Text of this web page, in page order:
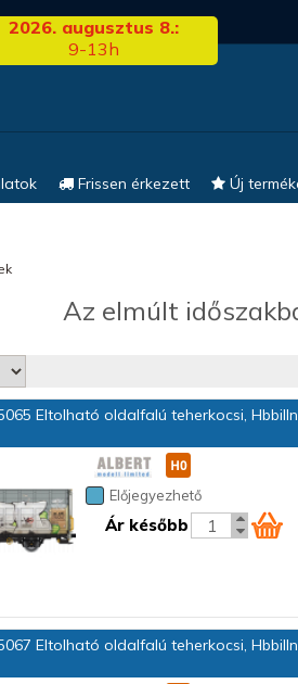
09.00-13.00
2026. augusztus 8.:
9-13h
Frissen érkezett Új
Az elmúlt
Eltolható oldalfalú teherkocsi,
Előjegyezhető
Ár később
Eltolható oldalfalú teherkocsi,